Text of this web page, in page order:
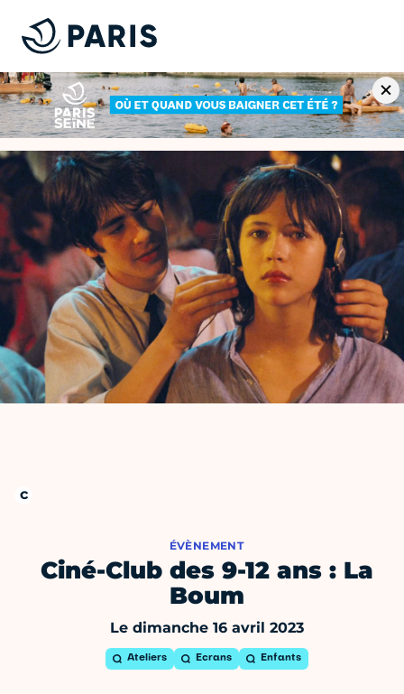
ÉVÈNEMENT
Ciné-Club des 9-12 ans : La
Boum
Le dimanche 16 avril 2023
Ateliers Ecrans Enfants